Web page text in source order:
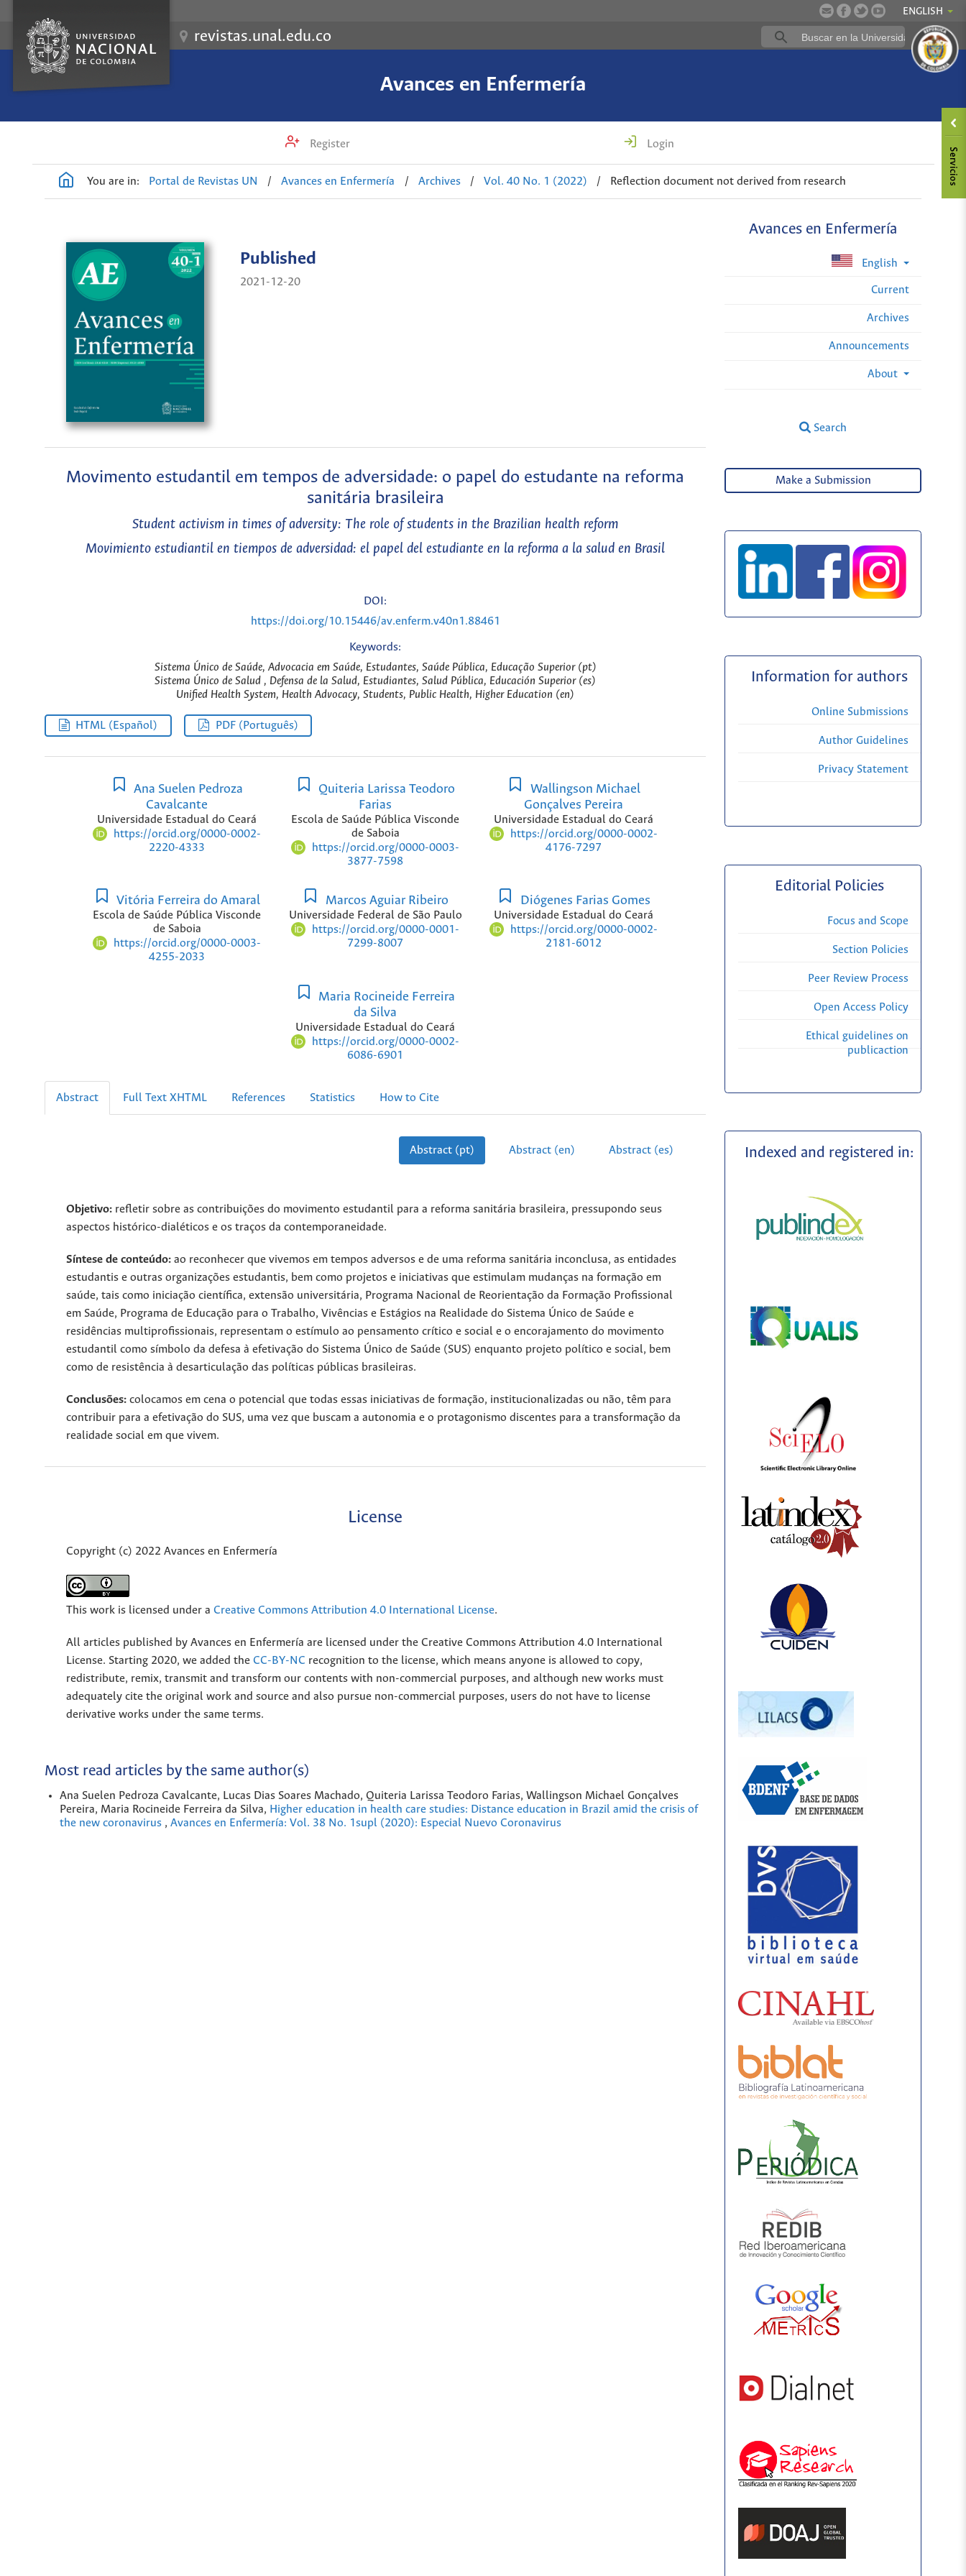
ENGLISH
revistas.unal.edu.co
Avances en Enfermería
Register Login
You are in: Portal de Revistas UN / Avances en Enfermería / Archives / Vol. 40 No. 1 (2022) / Reflection document not derived from research
Avances en Enfermería
English
Current
Archives
Announcements
About
Search
Published
2021-12-20
Movimento estudantil em tempos de adversidade: o papel do estudante na reforma
sanitária brasileira
Student activism in times of adversity: The role of students in the Brazilian health reform
Movimiento estudiantil en tiempos de adversidad: el papel del estudiante en la reforma a la salud en Brasil
DOI:
https://doi.org/10.15446/av.enferm.v40n1.88461
Keywords:
Sistema Único de Saúde, Advocacia em Saúde, Estudantes, Saúde Pública, Educação Superior (pt)
Sistema Único de Salud , Defensa de la Salud, Estudiantes, Salud Pública, Educación Superior (es)
Unified Health System, Health Advocacy, Students, Public Health, Higher Education (en)
HTML (Español) PDF (Português)
Ana Suelen Pedroza
Cavalcante
Universidade Estadual do Ceará
https://orcid.org/0000-0002-
2220-4333
Quiteria Larissa Teodoro
Farias
Escola de Saúde Pública Visconde
de Saboia
https://orcid.org/0000-0003-
3877-7598
Wallingson Michael
Gonçalves Pereira
Universidade Estadual do Ceará
https://orcid.org/0000-0002-
4176-7297
Vitória Ferreira do Amaral
Escola de Saúde Pública Visconde
de Saboia
https://orcid.org/0000-0003-
4255-2033
Marcos Aguiar Ribeiro
Universidade Federal de São Paulo
https://orcid.org/0000-0001-
7299-8007
Diógenes Farias Gomes
Universidade Estadual do Ceará
https://orcid.org/0000-0002-
2181-6012
Maria Rocineide Ferreira
da Silva
Universidade Estadual do Ceará
https://orcid.org/0000-0002-
6086-6901
Abstract Full Text XHTML References Statistics How to Cite
Abstract (pt) Abstract (en) Abstract (es)
Objetivo: refletir sobre as contribuições do movimento estudantil para a reforma sanitária brasileira, pressupondo seus
aspectos histórico-dialéticos e os traços da contemporaneidade.
Síntese de conteúdo: ao reconhecer que vivemos em tempos adversos e de uma reforma sanitária inconclusa, as entidades
estudantis e outras organizações estudantis, bem como projetos e iniciativas que estimulam mudanças na formação em
saúde, tais como iniciação científica, extensão universitária, Programa Nacional de Reorientação da Formação Profissional
em Saúde, Programa de Educação para o Trabalho, Vivências e Estágios na Realidade do Sistema Único de Saúde e
residências multiprofissionais, representam o estímulo ao pensamento crítico e social e o encorajamento do movimento
estudantil como símbolo da defesa à efetivação do Sistema Único de Saúde (SUS) enquanto projeto político e social, bem
como de resistência à desarticulação das políticas públicas brasileiras.
Conclusões: colocamos em cena o potencial que todas essas iniciativas de formação, institucionalizadas ou não, têm para
contribuir para a efetivação do SUS, uma vez que buscam a autonomia e o protagonismo discentes para a transformação da
realidade social em que vivem.
License
Copyright (c) 2022 Avances en Enfermería
This work is licensed under a Creative Commons Attribution 4.0 International License.
All articles published by Avances en Enfermería are licensed under the Creative Commons Attribution 4.0 International
License. Starting 2020, we added the CC-BY-NC recognition to the license, which means anyone is allowed to copy,
redistribute, remix, transmit and transform our contents with non-commercial purposes, and although new works must
adequately cite the original work and source and also pursue non-commercial purposes, users do not have to license
derivative works under the same terms.
Most read articles by the same author(s)
Ana Suelen Pedroza Cavalcante, Lucas Dias Soares Machado, Quiteria Larissa Teodoro Farias, Wallingson Michael Gonçalves
Pereira, Maria Rocineide Ferreira da Silva, Higher education in health care studies: Distance education in Brazil amid the crisis of
the new coronavirus , Avances en Enfermería: Vol. 38 No. 1supl (2020): Especial Nuevo Coronavirus
Make a Submission
Information for authors
Online Submissions
Author Guidelines
Privacy Statement
Editorial Policies
Focus and Scope
Section Policies
Peer Review Process
Open Access Policy
Ethical guidelines on
publicaction
Indexed and registered in: